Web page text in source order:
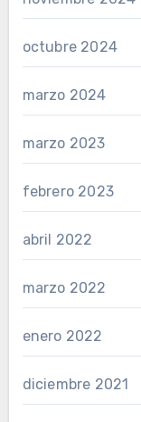
octubre 2024
marzo 2024
marzo 2023
febrero 2023
abril 2022
marzo 2022
enero 2022
diciembre 2021